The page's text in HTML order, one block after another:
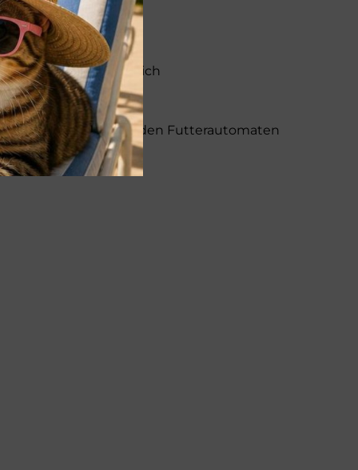
Geflügel aus Österreich
Training, Trailing, den Futterautomaten